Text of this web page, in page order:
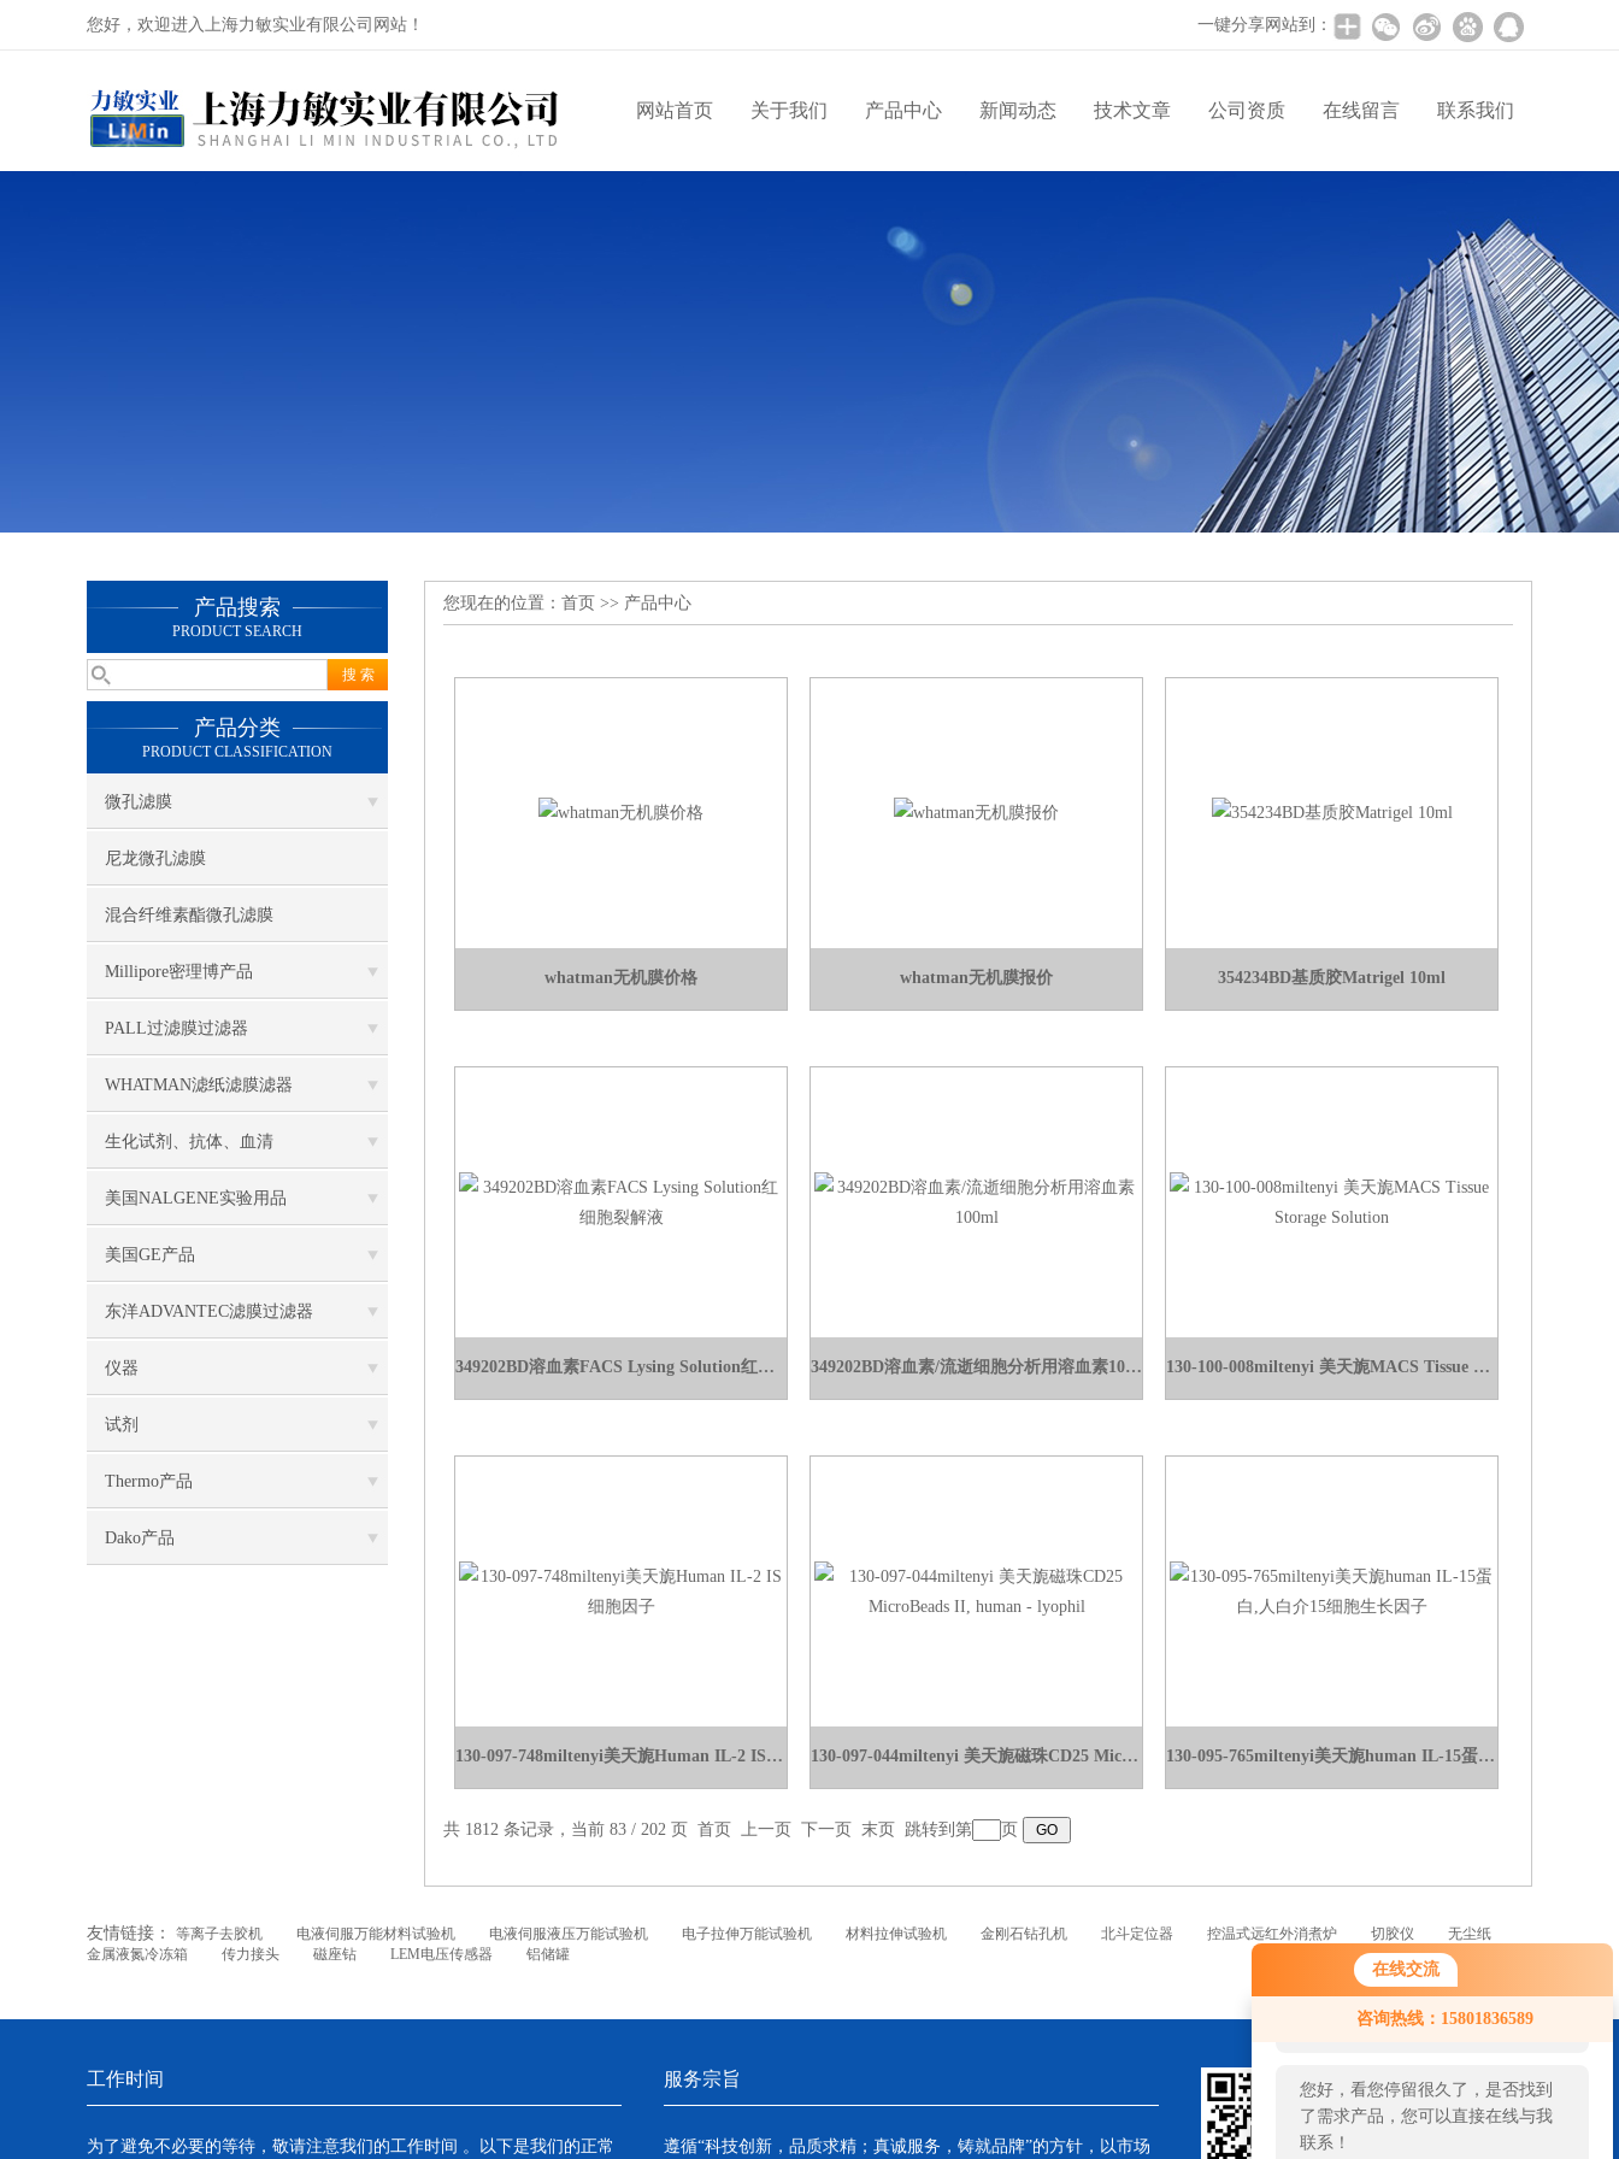
在线交流
咨询热线：15801836589
您好！欢迎前来咨询，很高兴为您
服务，请问您要咨询什么问题呢？
您好，看您停留很久了，是否找到
了需求产品，您可以直接在线与我
联系！
您好，欢迎进入上海力敏实业有限公司网站！ 一键分享网站到：
网站首页 关于我们 产品中心 新闻动态 技术文章 公司资质 在线留言 联系我们
产品搜索
PRODUCT SEARCH
产品分类
PRODUCT CLASSIFICATION
微孔滤膜
尼龙微孔滤膜
混合纤维素酯微孔滤膜
Millipore密理博产品
PALL过滤膜过滤器
WHATMAN滤纸滤膜滤器
生化试剂、抗体、血清
美国NALGENE实验用品
美国GE产品
东洋ADVANTEC滤膜过滤器
仪器
试剂
Thermo产品
Dako产品
您现在的位置： 首页 >> 产品中心
whatman无机膜价格 whatman无机膜报价 354234BD基质胶Matrigel 10ml
349202BD溶血素FACS Lysing Solution红细胞裂解液 349202BD溶血素/流逝细胞分析用溶血素100ml 130-100-008miltenyi 美天旎MACS Tissue Storage Solution
130-097-748miltenyi美天旎Human IL-2 IS细胞因子 130-097-044miltenyi 美天旎磁珠CD25 MicroBeads II, human - lyophil 130-095-765miltenyi美天旎human IL-15蛋白,人白介15细胞生长因子
共 1812 条记录，当前 83 / 202 页 首页 上一页 下一页 末页 跳转到第 页
友情链接： 等离子去胶机 电液伺服万能材料试验机 电液伺服液压万能试验机 电子拉伸万能试验机 材料拉伸试验机 金刚石钻孔机 北斗定位器 控温式远红外消煮炉 切胶仪
无尘纸
金属液氮冷冻箱
传力接头 磁座钻 LEM电压传感器 铝储罐
工作时间
为了避免不必要的等待，敬请注意我们的工作时间 。以下是我们的正常
服务宗旨
遵循“科技创新，品质求精；真诚服务，铸就品牌”的方针，以市场